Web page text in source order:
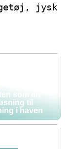
jysk
som en
til
i haven